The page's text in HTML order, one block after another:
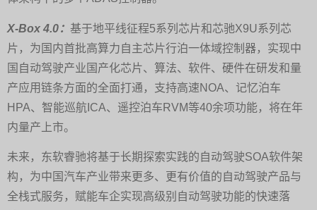
X-Box 4.0： 基于地平线征程5系列芯片和芯驰X9U系列芯
片，为国内首批高算力自主芯片行泊一体域控制器，实现中
国自动驾驶产业国产化芯片、算法、软件、硬件在研发和量
产应用链条方面的全面打通，支持高速NOA、记忆泊车
HPA、智能巡航ICA、遥控泊车RVM等40余项功能，将在年
内量产上市。
未来，东软睿驰将基于长期探索实践的自动驾驶SOA软件架
构，为中国汽车产业带来更多、更有价值的自动驾驶产品与
全栈式服务，赋能车企实现高级别自动驾驶功能的快速落